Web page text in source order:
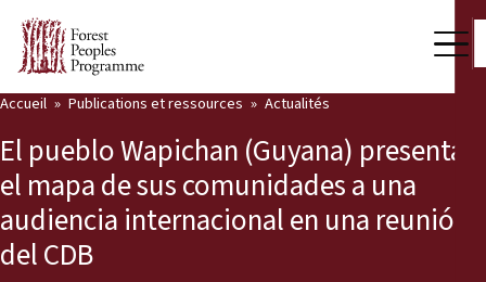
Notre travail
Voix des communautés
Partenaires et Pays
Dernières actualités
Accueil Publications et ressources Actualités
El pueblo Wapichan (Guyana) presenta
el mapa de sus comunidades a una
audiencia internacional en una reunión
del CDB